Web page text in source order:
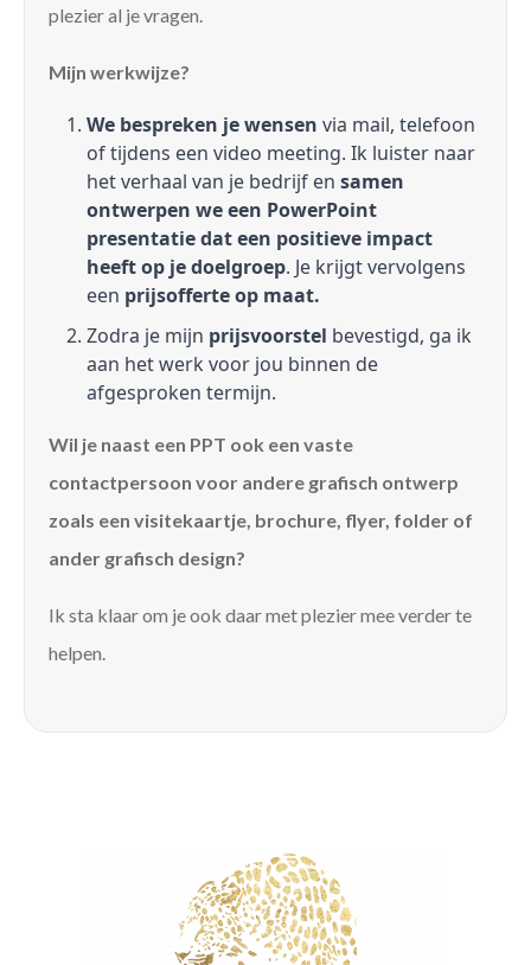
plezier al je vragen.
Mijn werkwijze?
We bespreken je wensen via mail, telefoon
of tijdens een video meeting. Ik luister naar
het verhaal van je bedrijf en samen
ontwerpen we een PowerPoint
presentatie dat een positieve impact
heeft op je doelgroep. Je krijgt vervolgens
een prijsofferte op maat.
Zodra je mijn prijsvoorstel bevestigd, ga ik
aan het werk voor jou binnen de
afgesproken termijn.
Wil je naast een PPT ook een vaste
contactpersoon voor andere grafisch ontwerp
zoals een visitekaartje, brochure, flyer, folder of
ander grafisch design?
Ik sta klaar om je ook daar met plezier mee verder te
helpen.